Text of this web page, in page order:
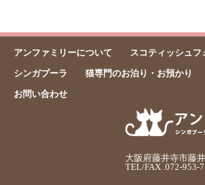
アンファミリーについて
スコティッシュフ
シンガプーラ
猫専門のお泊り・お預かり
お問い合わせ
大阪府藤井寺市藤
TEL/FAX .072-953-